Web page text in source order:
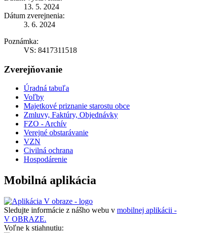
13. 5. 2024
Dátum zverejnenia:
3. 6. 2024
Poznámka:
VS: 8417311518
Zverejňovanie
Úradná tabuľa
Voľby
Majetkové priznanie starostu obce
Zmluvy, Faktúry, Objednávky
FZO - Archív
Verejné obstarávanie
VZN
Civilná ochrana
Hospodárenie
Mobilná aplikácia
Sledujte informácie z nášho webu v mobilnej aplikácii -
V OBRAZE.
Voľne k stiahnutiu: